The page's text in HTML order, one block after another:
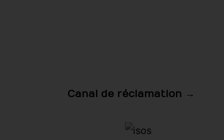
Canal de réclamation →